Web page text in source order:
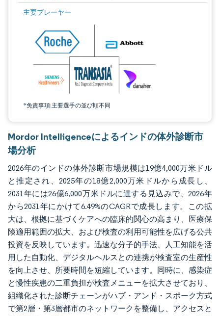
主要プレーヤー
*免責事項:主要選手の並び順不同
画像 © Mordor Intelligence。再利用にはCC BY 4.0の表示が必要です。
Mordor Intelligenceによるインドの体外診断市
場分析
2026年のインドの体外診断市場規模は19億4,000万米ドル
と推定され、2025年の18億2,000万米ドルから成長し、
2031年には26億6,000万米ドルに達する見込みで、2026年
から2031年にかけて6.49%のCAGRで成長します。この拡
大は、根拠に基づくケアへの臨床的関心の高まり、医療保
険適用範囲の拡大、および検査の利用可能性を広げる公共
投資を反映しています。迅速な分子的手法、人工知能を活
用した自動化、デジタルヘルスとの連携が検査室の生産性
を向上させ、所要時間を短縮しています。同時に、感染症
と慢性疾患の二重負担が検査メニューを拡大させており、
組織化された診断チェーンがハブ・アンド・スポーク方式
で第2層・第3層都市のネットワークを整備し、アクセスと